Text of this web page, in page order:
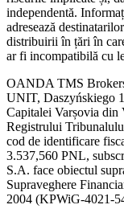
independentă.
adresează
distribuirii în țări în
ar fi incompatibilă cu
OANDA TMS
UNIT, Daszyńskiego
Capitalei Varșovia din
Registrului
cod de identificare
3.537,560 PNL,
S.A. face obiectul
Supraveghere
2004 (KPWiG-4021-